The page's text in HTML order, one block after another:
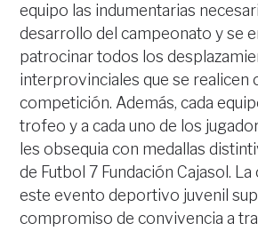
equipo las indumentarias
desarrollo del campeonato y se
patrocinar todos los
interprovinciales que se realicen
competición. Además, cada
trofeo y a cada uno de los
les obsequia con medallas
de Futbol 7 Fundación Cajasol.
este evento deportivo juvenil
compromiso de convivencia a